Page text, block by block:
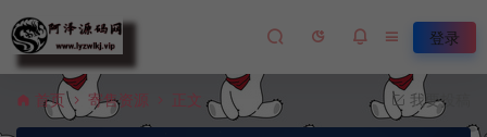
登录
首页 寄售资源 正文 我要投稿